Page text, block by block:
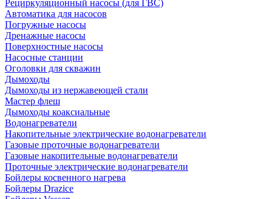
Рециркуляционный насосы (для ГВС)
Автоматика для насосов
Погружные насосы
Дренажные насосы
Поверхностные насосы
Насосные станции
Оголовки для скважин
Дымоходы
Дымоходы из нержавеющей стали
Мастер флеш
Дымоходы коаксиальные
Водонагреватели
Накопительные электрические водонагреватели
Газовые проточные водонагреватели
Газовые накопительные водонагреватели
Проточные электрические водонагреватели
Бойлеры косвенного нагрева
Бойлеры Drazice